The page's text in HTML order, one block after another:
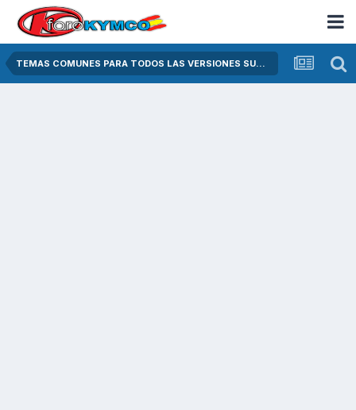
TEMAS COMUNES PARA TODOS LAS VERSIONES SUPER DINK